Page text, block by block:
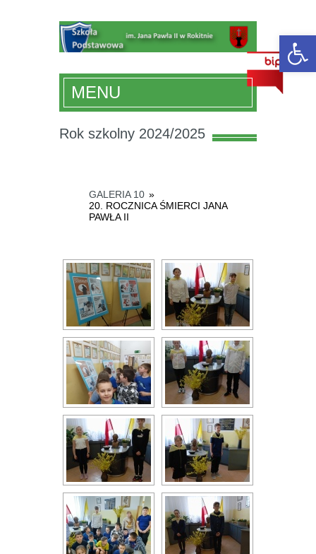
MENU
Rok szkolny 2024/2025
GALERIA 10 »
20. ROCZNICA ŚMIERCI JANA
PAWŁA II